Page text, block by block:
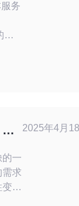
务
多
的一
求
得
2025年4月